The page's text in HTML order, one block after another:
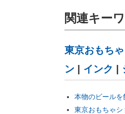
関連キー
東京おもち
ン
インク
本物のビール
東京おもちゃシ